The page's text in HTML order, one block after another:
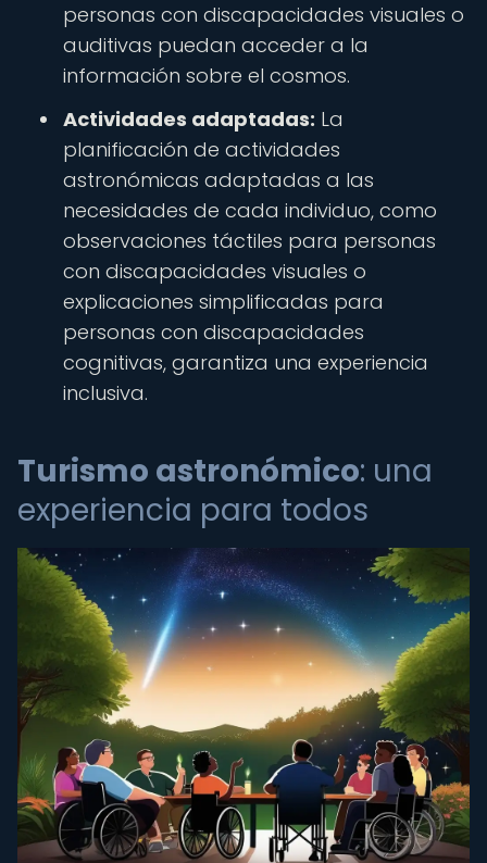
personas con discapacidades visuales o
auditivas puedan acceder a la
información sobre el cosmos.
Actividades adaptadas: La
planificación de actividades
astronómicas adaptadas a las
necesidades de cada individuo, como
observaciones táctiles para personas
con discapacidades visuales o
explicaciones simplificadas para
personas con discapacidades
cognitivas, garantiza una experiencia
inclusiva.
Turismo astronómico: una
experiencia para todos